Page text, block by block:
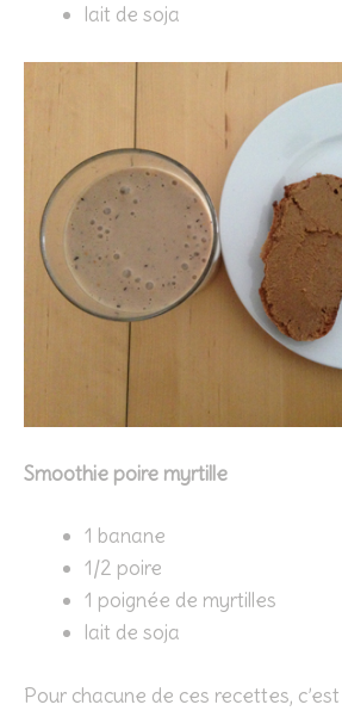
lait de soja
Smoothie poire myrtille
1 banane
1/2 poire
1 poignée de myrtilles
lait de soja
Pour chacune de ces recettes,